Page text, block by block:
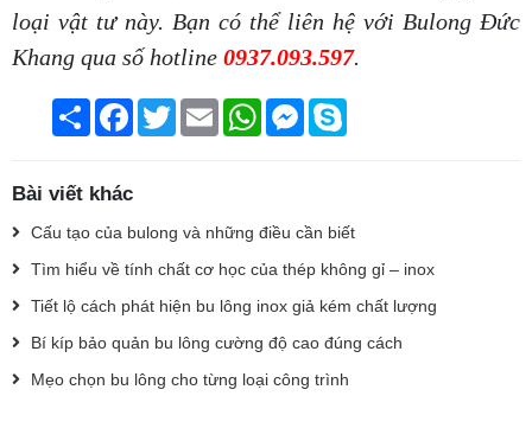
loại vật tư này. Bạn có thể liên hệ với Bulong Đức
Khang qua số hotline 0937.093.597.
Chia
sẻ
Facebook
TwitterEmail WhatsAppMessenger
Bài viết khác
Cấu tạo của bulong và những điều cần biết
Tìm hiểu về tính chất cơ học của thép không gỉ – inox
Tiết lộ cách phát hiện bu lông inox giả kém chất lượng
Bí kíp bảo quản bu lông cường độ cao đúng cách
Mẹo chọn bu lông cho từng loại công trình